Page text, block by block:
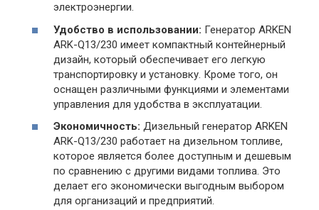
электроэнергии.
Удобство в использовании: Генератор ARKEN
ARK-Q13/230 имеет компактный контейнерный
дизайн, который обеспечивает его легкую
транспортировку и установку. Кроме того, он
оснащен различными функциями и элементами
управления для удобства в эксплуатации.
Экономичность: Дизельный генератор ARKEN
ARK-Q13/230 работает на дизельном топливе,
которое является более доступным и дешевым
по сравнению с другими видами топлива. Это
делает его экономически выгодным выбором
для организаций и предприятий.